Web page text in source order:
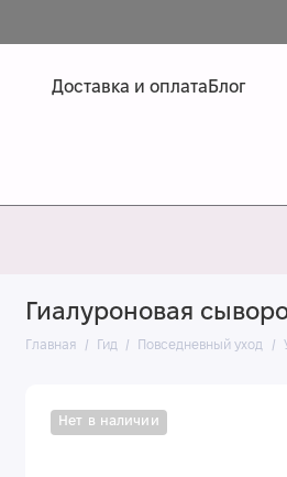
Доставка и оплата Блог
Гиалуроновая
Главная Гид Повседневный уход
Нет в наличии